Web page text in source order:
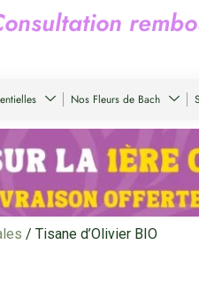
onsultation rembo
Nos Fleurs de Bach
/ Tisane d’Olivier BIO